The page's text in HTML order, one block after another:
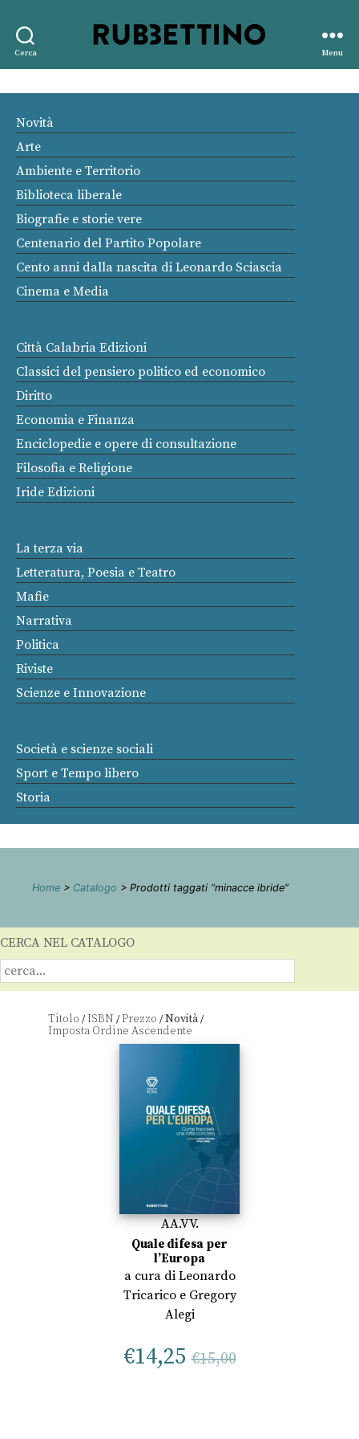
Cerca
editore
Menu
Novità
Arte
Ambiente e Territorio
Biblioteca liberale
Biografie e storie vere
Centenario del Partito Popolare
Cento anni dalla nascita di Leonardo Sciascia
Cinema e Media
Città Calabria Edizioni
Classici del pensiero politico ed economico
Diritto
Economia e Finanza
Enciclopedie e opere di consultazione
Filosofia e Religione
Iride Edizioni
La terza via
Letteratura, Poesia e Teatro
Mafie
Narrativa
Politica
Riviste
Scienze e Innovazione
Società e scienze sociali
Sport e Tempo libero
Storia
Home > Catalogo > Prodotti taggati “minacce ibride”
CERCA NEL CATALOGO
Titolo /ISBN /Prezzo /Novità/
AA.VV.
Quale difesa per
l’Europa
a cura di Leonardo
Tricaricoe Gregory
Alegi
€14,25 €15,00